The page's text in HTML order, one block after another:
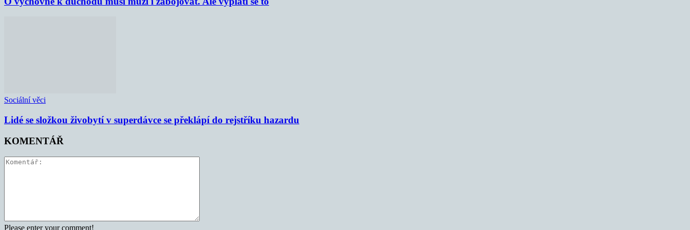
Sociální věci
Lidé se složkou živobytí v superdávce se překlápí do rejstříku hazardu
KOMENTÁŘ
Please enter your comment!